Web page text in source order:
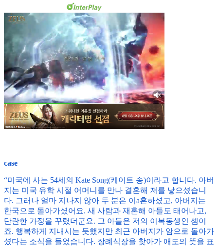
case
“미국에 사는 54세의 Kate Song(케이트 송)이라고 합니다. 아버
지는 미국 유학 시절 어머니를 만나 결혼해 저를 낳으셨습니
다. 그러나 얼마 지나지 않아 두 분은 이a혼하셨고, 아버지는
한국으로 돌아가셨어요. 새 사람과 재혼해 아들도 태어나고,
단란한 가정을 꾸렸더군요. 그 아들은 저의 이복동생인 셈이
죠. 행복하게 지내시는 듯했지만 최근 아버지가 암으로 돌아가
셨다는 소식을 들었습니다. 장례식장을 찾아가 애도의 뜻을 표